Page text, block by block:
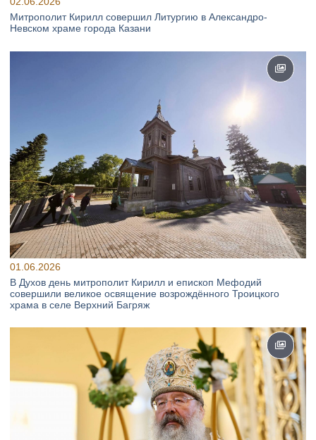
Митрополит Кирилл совершил Литургию в Александро-
Невском храме города Казани
01.06.2026
В Духов день митрополит Кирилл и епископ Мефодий
совершили великое освящение возрождённого Троицкого
храма в селе Верхний Багряж